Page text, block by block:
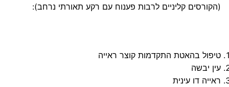
(הקורסים קליניים לרבות פענוח עם רקע תאורתי נרחב):
טיפול בהאטת התקדמות קוצר ראייה
עין יבשה
ראייה דו עינית